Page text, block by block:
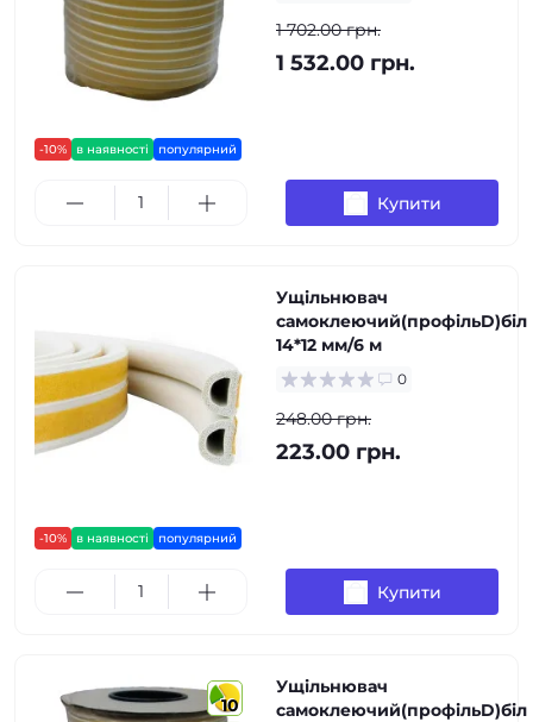
-10% в наявності популярний
1 702.00 грн.
1 532.00 грн.
Купити
-10% в наявності популярний
Ущільнювач
самоклеючий(профільD)біл
14*12 мм/6 м
0
248.00 грн.
223.00 грн.
Купити
10
Ущільнювач
самоклеючий(профільD)біл